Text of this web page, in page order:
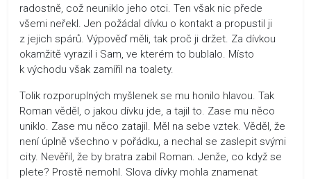
radostně, což neuniklo jeho otci. Ten však nic přede
všemi neřekl. Jen požádal dívku o kontakt a propustil ji
z jejich spárů. Výpověď měli, tak proč ji držet. Za dívkou
okamžitě vyrazil i Sam, ve kterém to bublalo. Místo
k východu však zamířil na toalety.
Tolik rozporuplných myšlenek se mu honilo hlavou. Tak
Roman věděl, o jakou dívku jde, a tajil to. Zase mu něco
uniklo. Zase mu něco zatajil. Měl na sebe vztek. Věděl, že
není úplně všechno v pořádku, a nechal se zaslepit svými
city. Nevěřil, že by bratra zabil Roman. Jenže, co když se
plete? Prostě nemohl. Slova dívky mohla znamenat